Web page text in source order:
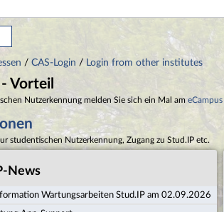
/ CAS-Login / Login from other institutes
- Vorteil
Nutzerkennung melden Sie sich ein Mal am eCampus
studentischen Nutzerkennung, Zugang zu Stud.IP etc.
News
Wartungsarbeiten Stud.IP am 02.09.2026